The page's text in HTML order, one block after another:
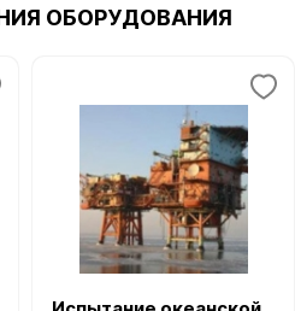
ОБОРУДОВАНИЯ